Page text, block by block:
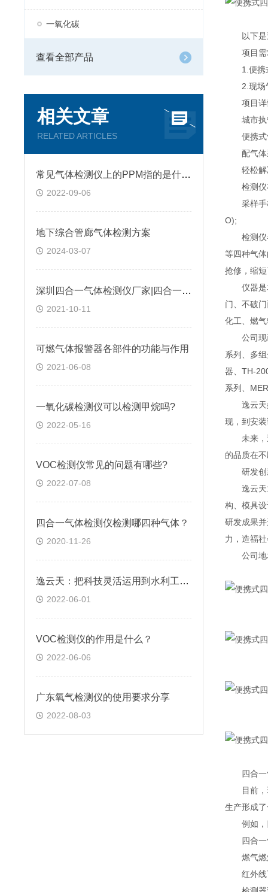
一氧化碳
查看全部产品
相关文章
RELATED ARTICLES
常见气体检测仪上的PPM指的是什么?
2022-09-06
地下综合管廊气体检测方案
2024-03-07
深圳四合一气体检测仪厂家|四合一气体检测仪是如何进行工作的?@台风资讯
2021-10-11
可燃气体报警器各部件的功能与作用
2021-06-08
一氧化碳检测仪可以检测甲烷吗?
2022-05-16
VOC检测仪常见的问题有哪些?
2022-07-08
四合一气体检测仪检测哪四种气体？
2020-11-26
逸云天：把科技灵活运用到水利工程气体检测中
2022-06-01
VOC检测仪的作用是什么？
2022-06-06
广东氧气检测仪的使用要求分享
2022-08-03
以下是
项目需
1.便携式
2.现场气
项目详
城市执管
便携式气
配气体
轻松解决
检测仪在
采样手柄
O);
检测仪器
等四种气
抢修，缩
仪器是城
门、不破
化工、燃
公司现已
系列、多
器、TH-
系列、
逸云天始
现，到安
未来，逸
的品质在
研发创
逸云天13
构、模具
研发成果
力，造福
公司地址
四合一
目前，环
生产形成
例如，四
四合一气
燃气燃烧
红外线可